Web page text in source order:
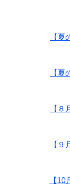
【夏
【夏
【８
【９
【